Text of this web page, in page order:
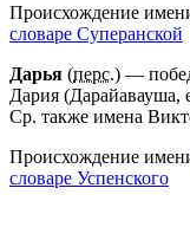
Происхождение
словаре Суперанской
Дарья (перс.) —
Дария (Дарайавауша,
Ср. также имена
Происхождение
словаре Успенского